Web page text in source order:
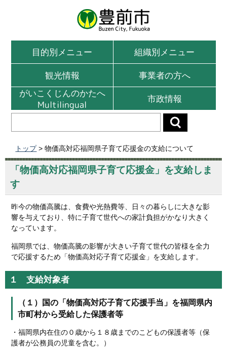
目的別メニュー
組織別メニュー
観光情報
事業者の方へ
がいこくじんのかたへ
Multilingual
市政情報
トップ > 物価高対応福岡県子育て応援金の支給について
「物価高対応福岡県子育て応援金」を支給しま
す
昨今の物価高騰は、食費や光熱費等、日々の暮らしに大きな影
響を与えており、特に子育て世代への家計負担がかなり大きく
なっています。
福岡県では、物価高騰の影響が大きい子育て世代の皆様を全力
で応援するため「物価高対応子育て応援金」を支給します。
１ 支給対象者
（１）国の「物価高対応子育て応援手当」を福岡県内
市町村から受給した保護者等
・福岡県内在住の０歳から１８歳までのこどもの保護者等（保
護者が公務員の児童を含む。）